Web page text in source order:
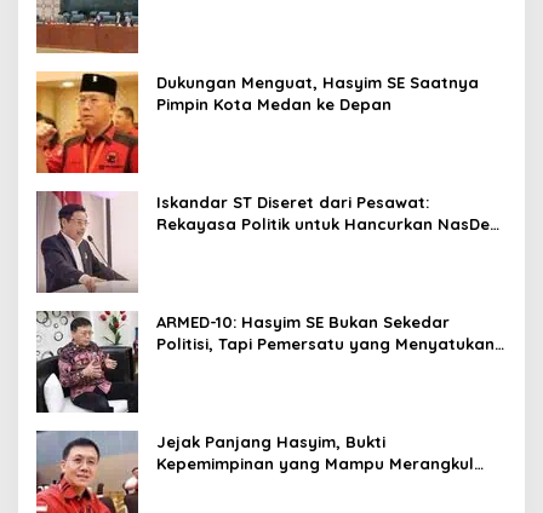
Dukungan Menguat, Hasyim SE Saatnya
Pimpin Kota Medan ke Depan
Iskandar ST Diseret dari Pesawat:
Rekayasa Politik untuk Hancurkan NasDem
ARMED-10: Hasyim SE Bukan Sekedar
Politisi, Tapi Pemersatu yang Menyatukan
Jejak Panjang Hasyim, Bukti
Kepemimpinan yang Mampu Merangkul